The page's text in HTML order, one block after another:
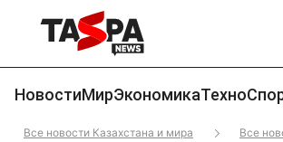
НовостиМирЭкономикаТехно
Все новости Казахстана и мира
Все